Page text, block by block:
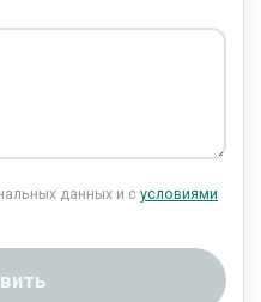
данных и с условиями